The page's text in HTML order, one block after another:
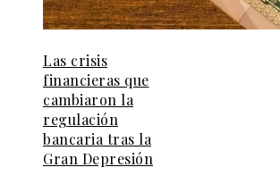
Las crisis
financieras que
cambiaron la
regulación
bancaria tras la
Gran Depresión